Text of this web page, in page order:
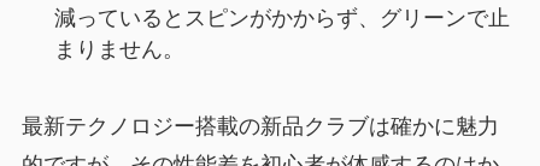
減っているとスピンがかからず、グリーンで止
まりません。
最新テクノロジー搭載の新品クラブは確かに魅力